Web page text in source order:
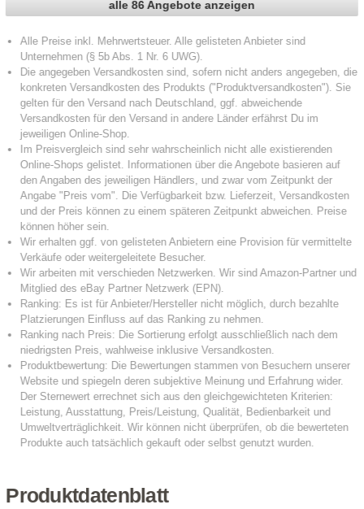
alle 86 Angebote anzeigen
Produktdatenblatt